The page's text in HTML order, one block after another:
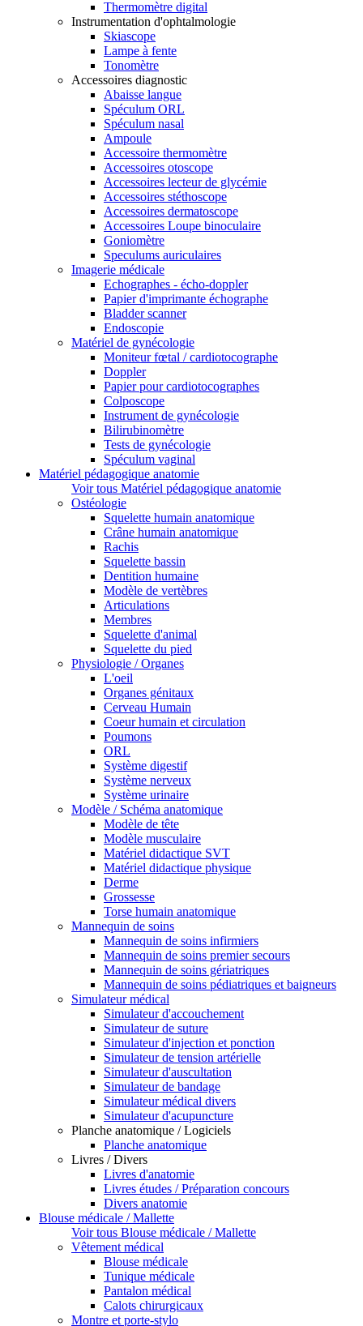
Thermomètre digital
Instrumentation d'ophtalmologie
Skiascope
Lampe à fente
Tonomètre
Accessoires diagnostic
Abaisse langue
Spéculum ORL
Spéculum nasal
Ampoule
Accessoire thermomètre
Accessoires otoscope
Accessoires lecteur de glycémie
Accessoires stéthoscope
Accessoires dermatoscope
Accessoires Loupe binoculaire
Goniomètre
Speculums auriculaires
Imagerie médicale
Echographes - écho-doppler
Papier d'imprimante échographe
Bladder scanner
Endoscopie
Matériel de gynécologie
Moniteur fœtal / cardiotocographe
Doppler
Papier pour cardiotocographes
Colposcope
Instrument de gynécologie
Bilirubinomètre
Tests de gynécologie
Spéculum vaginal
Matériel pédagogique anatomie
Voir tous Matériel pédagogique anatomie
Ostéologie
Squelette humain anatomique
Crâne humain anatomique
Rachis
Squelette bassin
Dentition humaine
Modèle de vertèbres
Articulations
Membres
Squelette d'animal
Squelette du pied
Physiologie / Organes
L'oeil
Organes génitaux
Cerveau Humain
Coeur humain et circulation
Poumons
ORL
Système digestif
Système nerveux
Système urinaire
Modèle / Schéma anatomique
Modèle de tête
Modèle musculaire
Matériel didactique SVT
Matériel didactique physique
Derme
Grossesse
Torse humain anatomique
Mannequin de soins
Mannequin de soins infirmiers
Mannequin de soins premier secours
Mannequin de soins gériatriques
Mannequin de soins pédiatriques et baigneurs
Simulateur médical
Simulateur d'accouchement
Simulateur de suture
Simulateur d'injection et ponction
Simulateur de tension artérielle
Simulateur d'auscultation
Simulateur de bandage
Simulateur médical divers
Simulateur d'acupuncture
Planche anatomique / Logiciels
Planche anatomique
Livres / Divers
Livres d'anatomie
Livres études / Préparation concours
Divers anatomie
Blouse médicale / Mallette
Voir tous Blouse médicale / Mallette
Vêtement médical
Blouse médicale
Tunique médicale
Pantalon médical
Calots chirurgicaux
Montre et porte-stylo